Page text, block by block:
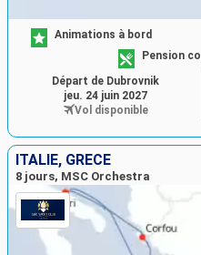
Animations à bord
Pension
Départ de Dubrovnik
jeu. 24 juin 2027
Vol disponible
ITALIE, GRÈCE
8 jours, MSC Orchestra